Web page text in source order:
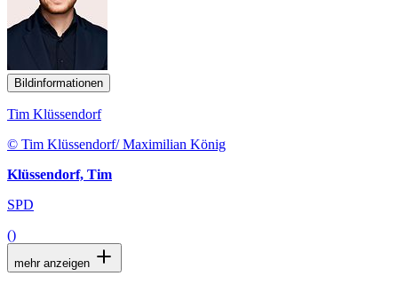
Bildinformationen
Tim Klüssendorf
© Tim Klüssendorf/ Maximilian König
Klüssendorf, Tim
SPD
()
mehr anzeigen